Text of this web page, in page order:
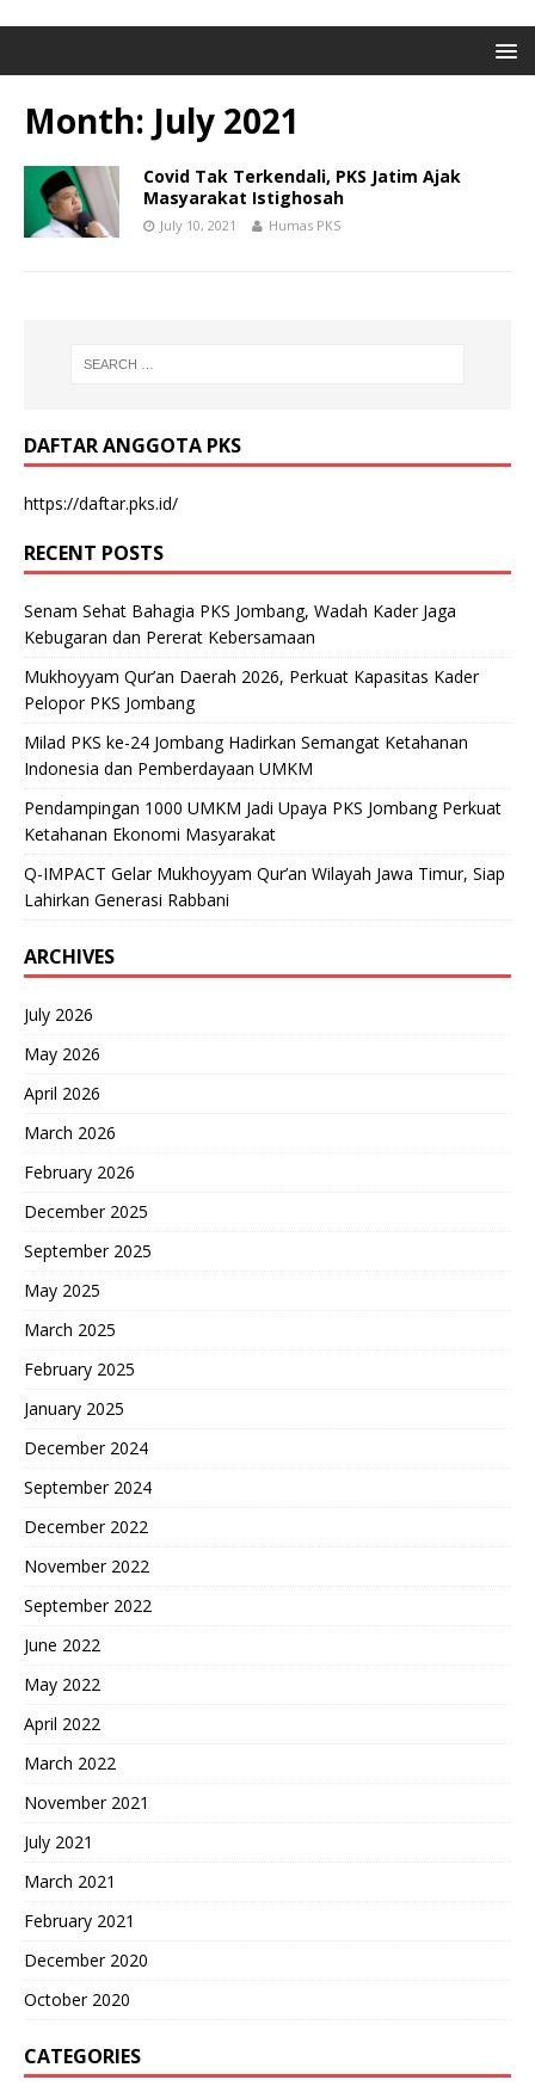
Month: July 2021
Covid Tak Terkendali, PKS Jatim Ajak
Masyarakat Istighosah
July 10, 2021 Humas PKS
DAFTAR ANGGOTA PKS
https://daftar.pks.id/
RECENT POSTS
Senam Sehat Bahagia PKS Jombang, Wadah Kader Jaga
Kebugaran dan Pererat Kebersamaan
Mukhoyyam Qur’an Daerah 2026, Perkuat Kapasitas Kader
Pelopor PKS Jombang
Milad PKS ke-24 Jombang Hadirkan Semangat Ketahanan
Indonesia dan Pemberdayaan UMKM
Pendampingan 1000 UMKM Jadi Upaya PKS Jombang Perkuat
Ketahanan Ekonomi Masyarakat
Q-IMPACT Gelar Mukhoyyam Qur’an Wilayah Jawa Timur, Siap
Lahirkan Generasi Rabbani
ARCHIVES
July 2026
May 2026
April 2026
March 2026
February 2026
December 2025
September 2025
May 2025
March 2025
February 2025
January 2025
December 2024
September 2024
December 2022
November 2022
September 2022
June 2022
May 2022
April 2022
March 2022
November 2021
July 2021
March 2021
February 2021
December 2020
October 2020
CATEGORIES